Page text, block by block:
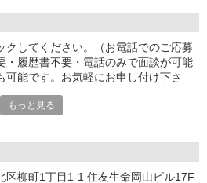
クしてください。（お電話でのご応募
・履歴書不要・電話のみで面談が可能
可能です。お気軽にお申し付け下さ
もっと見る
区柳町1丁目1-1 住友生命岡山ビル17F